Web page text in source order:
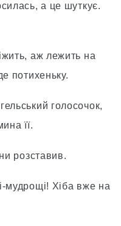
а це шуткує.
аж лежить на
потихеньку.
голосочок,
її.
розставив.
Хіба вже на